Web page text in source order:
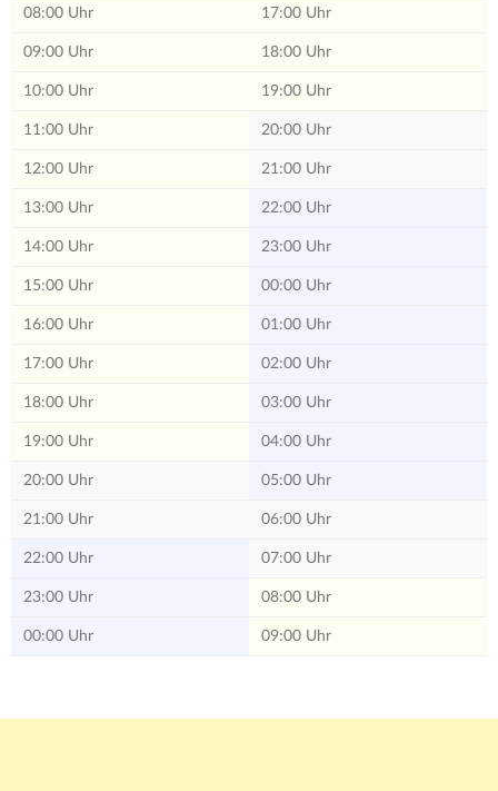
08:00 Uhr 17:00 Uhr
09:00 Uhr 18:00 Uhr
10:00 Uhr 19:00 Uhr
11:00 Uhr 20:00 Uhr
12:00 Uhr 21:00 Uhr
13:00 Uhr 22:00 Uhr
14:00 Uhr 23:00 Uhr
15:00 Uhr 00:00 Uhr
16:00 Uhr 01:00 Uhr
17:00 Uhr 02:00 Uhr
18:00 Uhr 03:00 Uhr
19:00 Uhr 04:00 Uhr
20:00 Uhr 05:00 Uhr
21:00 Uhr 06:00 Uhr
22:00 Uhr 07:00 Uhr
23:00 Uhr 08:00 Uhr
00:00 Uhr 09:00 Uhr